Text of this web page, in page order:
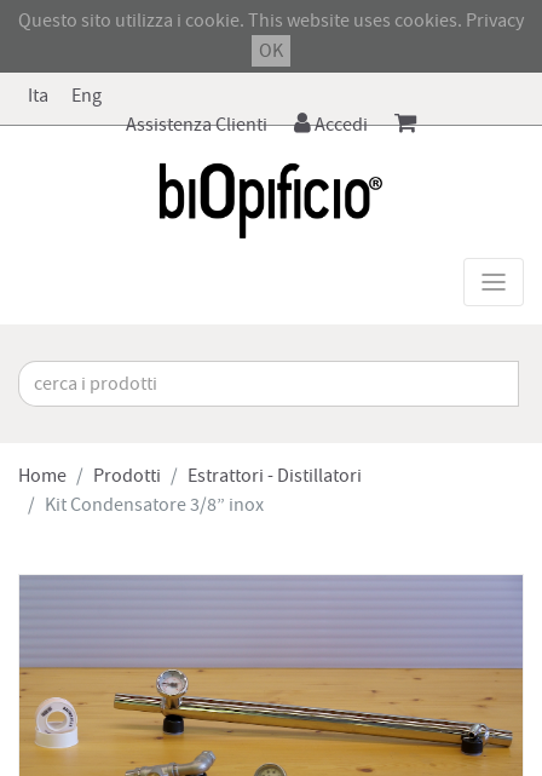
Questo sito utilizza i cookie. This website uses cookies. Privacy
OK
Ita
Eng
Assistenza Clienti
Accedi
Home Prodotti
Estrattori - Distillatori
Kit Condensatore 3/8” inox